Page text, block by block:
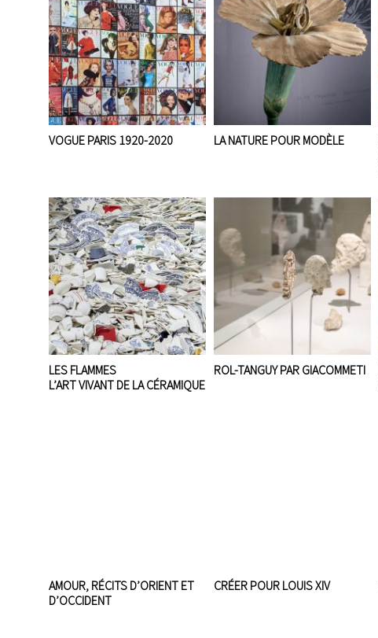
VOGUE PARIS 1920-2020 LA NATURE POUR MODÈLE
LES FLAMMES
L’ART VIVANT DE LA CÉRAMIQUE
ROL-TANGUY PAR GIACOMMETI
AMOUR, RÉCITS D’ORIENT ET
D’OCCIDENT
CRÉER POUR LOUIS XIV